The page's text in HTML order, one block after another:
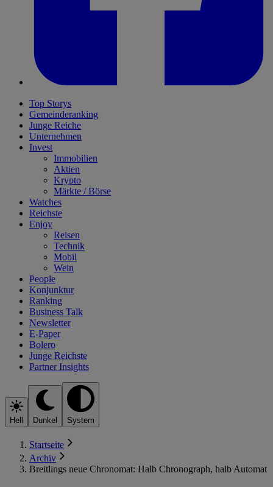
Top Storys
Gemeinderanking
Junge Reiche
Unternehmen
Invest
Immobilien
Aktien
Krypto
Märkte / Börse
Watches
Reichste
Enjoy
Reisen
Technik
Mobil
Wein
People
Konjunktur
Ranking
Business Talk
Newsletter
E-Paper
Bolero
Junge Reichste
Partner Insights
Hell Dunkel System
Startseite
Archiv
Breitlings neue Chronomat: Halb Chronograph, halb Automat